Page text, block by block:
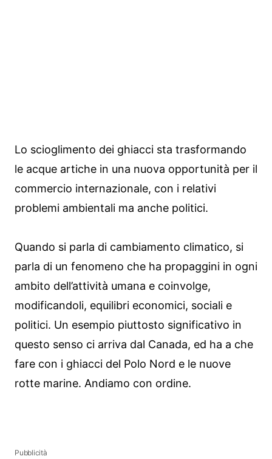
Lo scioglimento dei ghiacci sta trasformando
le acque artiche in una nuova opportunità per il
commercio internazionale, con i relativi
problemi ambientali ma anche politici.
Quando si parla di cambiamento climatico, si
parla di un fenomeno che ha propaggini in ogni
ambito dell’attività umana e coinvolge,
modificandoli, equilibri economici, sociali e
politici. Un esempio piuttosto significativo in
questo senso ci arriva dal Canada, ed ha a che
fare con i ghiacci del Polo Nord e le nuove
rotte marine. Andiamo con ordine.
Pubblicità